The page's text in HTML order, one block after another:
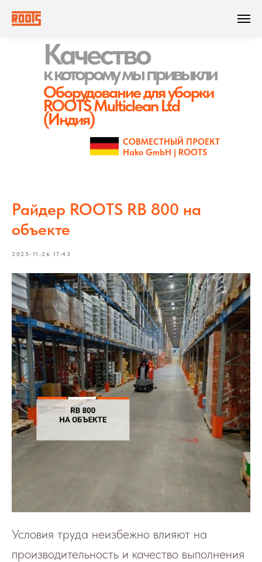
Качество
к которомумы привыкли
Оборудование для уборки
ROOTS Multiclean Ltd
(Индия)
СОВМЕСТНЫЙ ПРОЕКТ
Hako GmbH | ROOTS
Райдер ROOTS RB 800 на
объекте
2025-11-26 17:43
Условия труда неизбежно влияют на
производительность и качество выполнения